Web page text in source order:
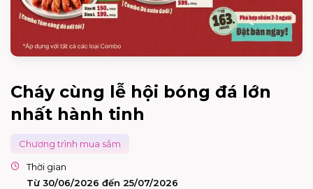
Cháy cùng lễ hội bóng đá lớn
nhất hành tinh
Chương trình mua sắm
Thời gian
Từ 30/06/2026 đến 25/07/2026